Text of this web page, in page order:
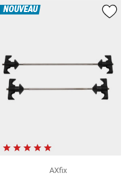
NOUVEAU
AXfix